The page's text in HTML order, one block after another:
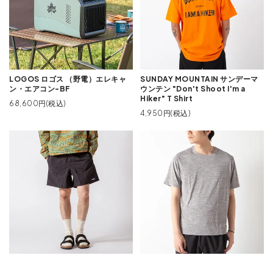
LOGOS ロゴス （野電）エレキャ
ン・エアコン-BF
68,600円(税込)
SUNDAY MOUNTAIN サンデーマ
ウンテン "Don't Shoot I'm a
Hiker" T Shirt
4,950円(税込)